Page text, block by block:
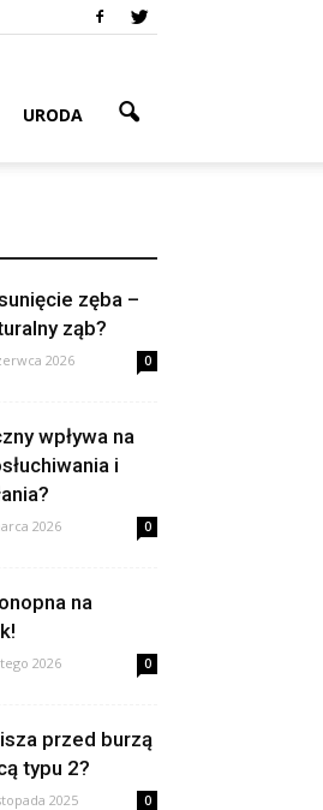
URODA
zęba –
ząb?
2026 0
wpływa na
i
2026 0
na
2026 0
przed burzą
typu 2?
2025 0